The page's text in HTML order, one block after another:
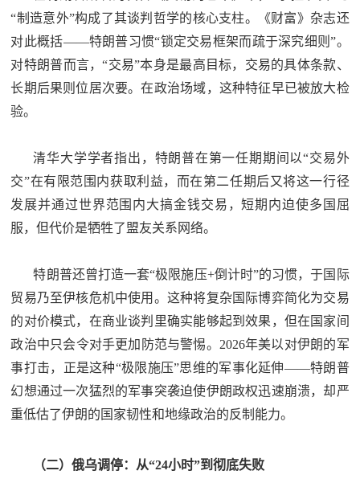
“制造意外”构成了其谈判哲学的核心支柱。《财富》杂志还
对此概括——特朗普习惯“锁定交易框架而疏于深究细则”。
对特朗普而言，“交易”本身是最高目标，交易的具体条款、
长期后果则位居次要。在政治场域，这种特征早已被放大检
验。
清华大学学者指出，特朗普在第一任期期间以“交易外
交”在有限范围内获取利益，而在第二任期后又将这一行径
发展并通过世界范围内大搞金钱交易，短期内迫使多国屈
服，但代价是牺牲了盟友关系网络。
特朗普还曾打造一套“极限施压+倒计时”的习惯，于国际
贸易乃至伊核危机中使用。这种将复杂国际博弈简化为交易
的对价模式，在商业谈判里确实能够起到效果，但在国家间
政治中只会令对手更加防范与警惕。2026年美以对伊朗的军
事打击，正是这种“极限施压”思维的军事化延伸——特朗普
幻想通过一次猛烈的军事突袭迫使伊朗政权迅速崩溃，却严
重低估了伊朗的国家韧性和地缘政治的反制能力。
（二）俄乌调停：从“24小时”到彻底失败